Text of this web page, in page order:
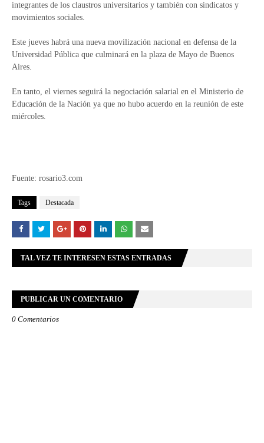
integrantes de los claustros universitarios y también con sindicatos y
movimientos sociales.
Este jueves habrá una nueva movilización nacional en defensa de la
Universidad Pública que culminará en la plaza de Mayo de Buenos
Aires.
En tanto, el viernes seguirá la negociación salarial en el Ministerio de
Educación de la Nación ya que no hubo acuerdo en la reunión de este
miércoles.
Fuente: rosario3.com
Tags Destacada
TAL VEZ TE INTERESEN ESTAS ENTRADAS
PUBLICAR UN COMENTARIO
0 Comentarios